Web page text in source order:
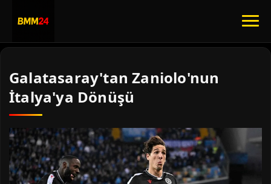
Galatasaray'tan Zaniolo'nun
İtalya'ya Dönüşü